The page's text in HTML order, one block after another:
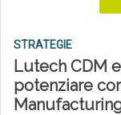
STRATEGIE
Lutech CDM
potenziare